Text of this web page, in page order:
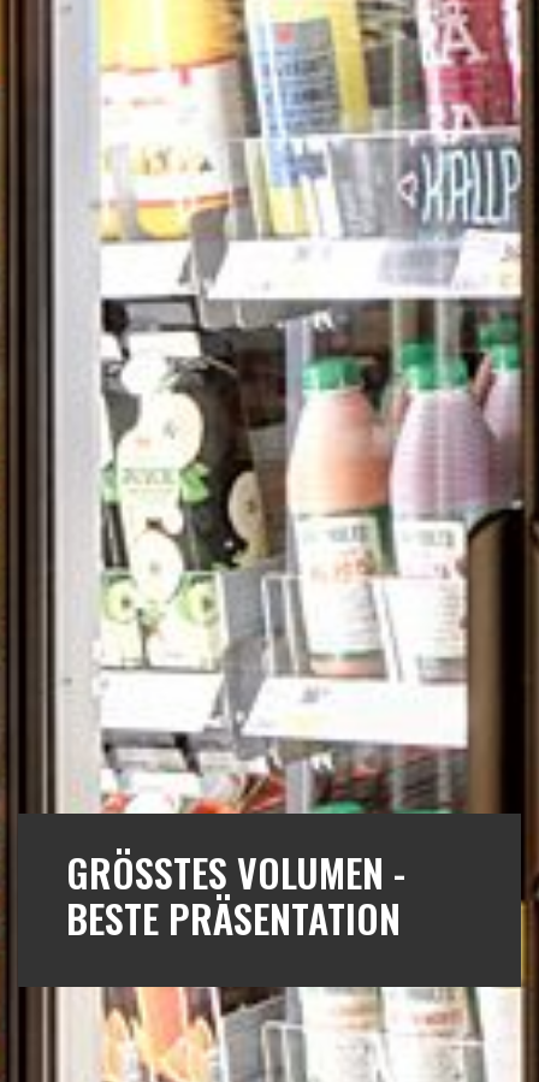
GRÖSSTES VOLUMEN -
BESTE PRÄSENTATION